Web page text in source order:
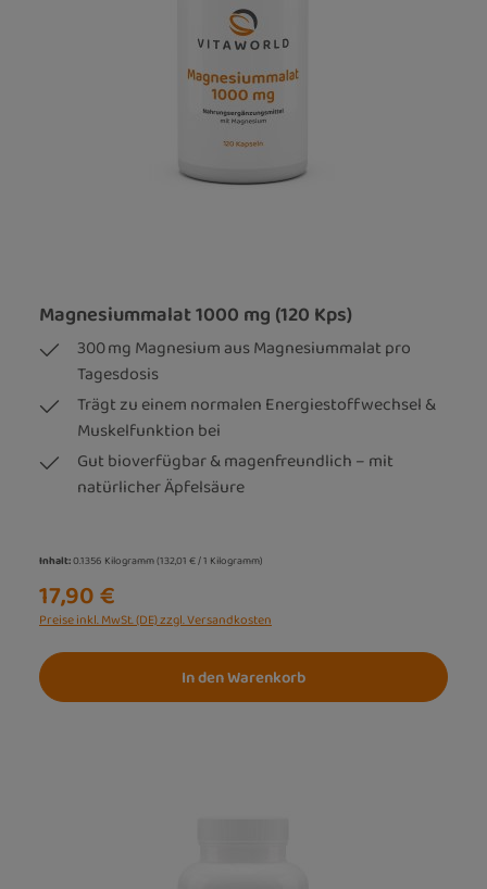
Magnesiummalat 1000 mg (120 Kps)
300 mg Magnesium aus Magnesiummalat pro
Tagesdosis
Trägt zu einem normalen Energiestoffwechsel &
Muskelfunktion bei
Gut bioverfügbar & magenfreundlich – mit
natürlicher Äpfelsäure
Inhalt:0.1356 Kilogramm(132,01 € / 1 Kilogramm)
17,90 €
Preise inkl. MwSt. (DE) zzgl. Versandkosten
In den Warenkorb